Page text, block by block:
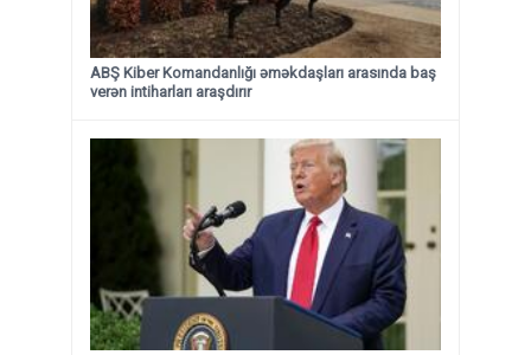
ABŞ Kiber Komandanlığı əməkdaşları arasında baş
verən intiharları araşdırır